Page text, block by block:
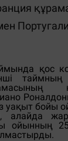
қос
таймның
уақыт бойы
алайда
ойынның